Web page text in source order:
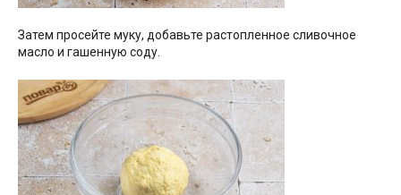
Затем просейте муку, добавьте растопленное сливочное
масло и гашенную соду.